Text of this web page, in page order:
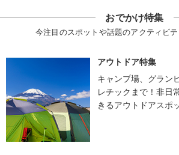
おでかけ特集
今注目のスポットや話題のアクティビ
アウトドア特集
キャンプ場、グラン
レチックまで！非日
きるアウトドアスポ